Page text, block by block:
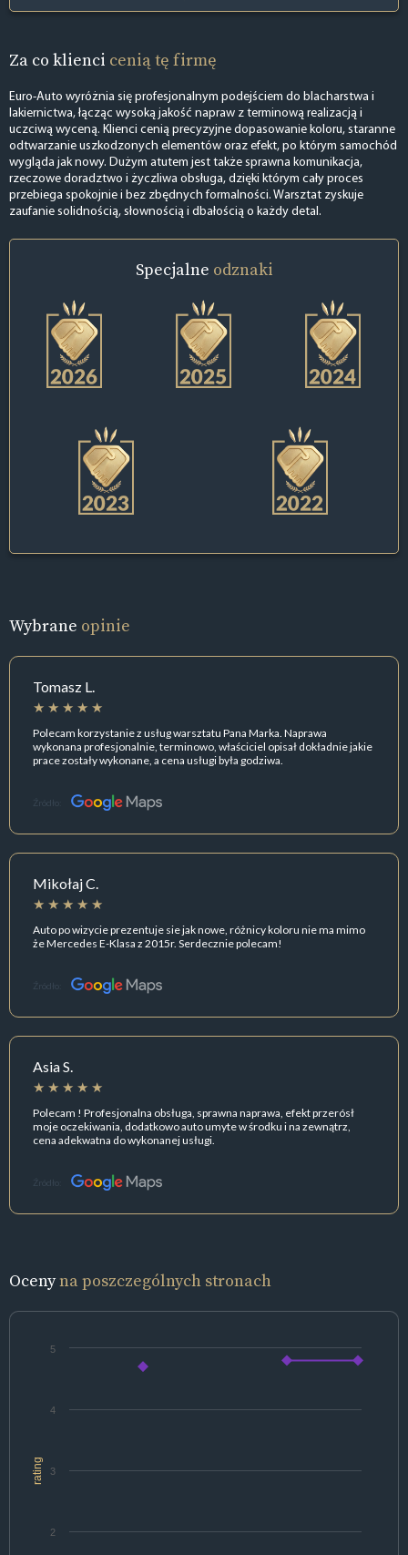
Za co klienci cenią tę firmę
Euro-Auto wyróżnia się profesjonalnym podejściem do blacharstwa i
lakiernictwa, łącząc wysoką jakość napraw z terminową realizacją i
uczciwą wyceną. Klienci cenią precyzyjne dopasowanie koloru, staranne
odtwarzanie uszkodzonych elementów oraz efekt, po którym samochód
wygląda jak nowy. Dużym atutem jest także sprawna komunikacja,
rzeczowe doradztwo i życzliwa obsługa, dzięki którym cały proces
przebiega spokojnie i bez zbędnych formalności. Warsztat zyskuje
zaufanie solidnością, słownością i dbałością o każdy detal.
Specjalne odznaki
Wybrane opinie
Tomasz L.
Polecam korzystanie z usług warsztatu Pana Marka. Naprawa
wykonana profesjonalnie, terminowo, właściciel opisał dokładnie jakie
prace zostały wykonane, a cena usługi była godziwa.
Źródło:
Mikołaj C.
Auto po wizycie prezentuje sie jak nowe, różnicy koloru nie ma mimo
że Mercedes E-Klasa z 2015r. Serdecznie polecam!
Źródło:
Asia S.
Polecam ! Profesjonalna obsługa, sprawna naprawa, efekt przerósł
moje oczekiwania, dodatkowo auto umyte w środku i na zewnątrz,
cena adekwatna do wykonanej usługi.
Źródło:
Ocenyna poszczególnych stronach
rating
2
3
4
5